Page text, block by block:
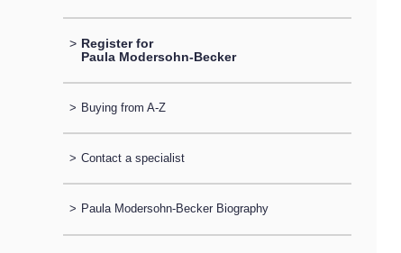
> Register for
Paula Modersohn-Becker
> Buying from A-Z
> Contact a specialist
> Paula Modersohn-Becker Biography